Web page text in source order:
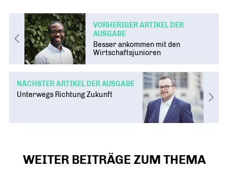
VORHERIGER ARTIKEL DER
AUSGABE
Besser ankommen mit den
Wirtschaftsjunioren
NÄCHSTER ARTIKEL DER AUSGABE
Unterwegs Richtung Zukunft
WEITER BEITRÄGE ZUM THEMA